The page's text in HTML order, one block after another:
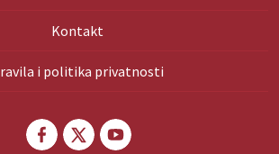
Kontakt
i politika privatnosti